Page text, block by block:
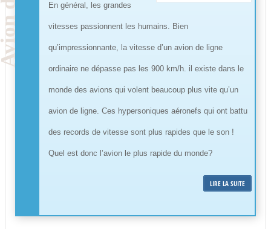
En général, les grandes
vitesses passionnent les humains. Bien
qu’impressionnante, la vitesse d’un avion de ligne
ordinaire ne dépasse pas les 900 km/h. il existe dans le
monde des avions qui volent beaucoup plus vite qu’un
avion de ligne. Ces hypersoniques aéronefs qui ont battu
des records de vitesse sont plus rapides que le son !
Quel est donc l’avion le plus rapide du monde?
LIRE LA SUITE